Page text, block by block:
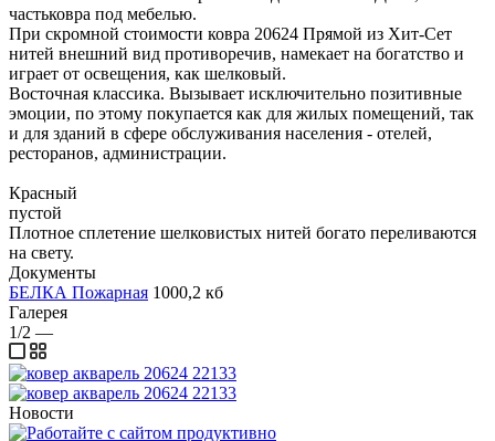
частьковра под мебелью.
При скромной стоимости ковра 20624 Прямой из Хит-Сет
нитей внешний вид противоречив, намекает на богатство и
играет от освещения, как шелковый.
Восточная классика. Вызывает исключительно позитивные
эмоции, по этому покупается как для жилых помещений, так
и для зданий в сфере обслуживания населения - отелей,
ресторанов, администрации.
Красный
пустой
Плотное сплетение шелковистых нитей богато переливаются
на свету.
Документы
БЕЛКА Пожарная 1000,2 кб
Галерея
1/2 —
Новости